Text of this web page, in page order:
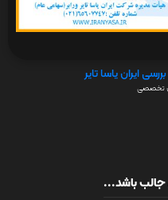
ایران یاسا تایر
تخصصی
جالب باشد...